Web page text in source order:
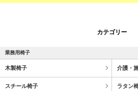
カテゴリー
業務用椅子
木製椅子 介護・
スチール椅子 ラタン